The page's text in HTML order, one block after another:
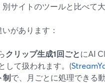
サイトのツールと比べて
があります：
クリップ生成1回ごとにAI
して扱われます。(
制で、月ごとに処理できる